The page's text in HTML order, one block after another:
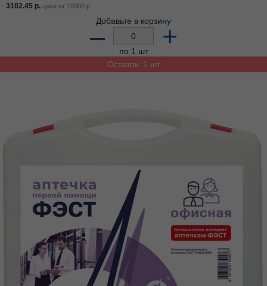
3102.45 р. цена от 15000 р.
Добавьте в корзину
– +
по 1 шт
Остаток: 1 шт